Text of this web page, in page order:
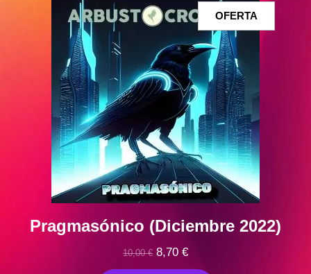
OFERTA
Pragmasónico (Diciembre 2022)
10,00€ El
precio
8,70 €El
precio